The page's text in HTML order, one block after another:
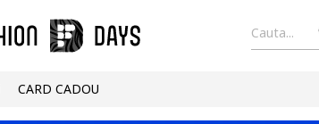
Cauta...
CARD CADOU